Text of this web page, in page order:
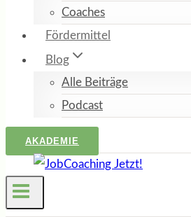
Coaches
Fördermittel
Blog
Alle Beiträge
Podcast
AKADEMIE